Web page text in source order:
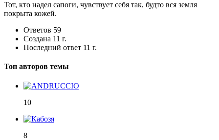
Тот, кто надел сапоги, чувствует себя так, будто вся земля
покрыта кожей.
Ответов 59
Создана 11 г.
Последний ответ 11 г.
Топ авторов темы
10
8